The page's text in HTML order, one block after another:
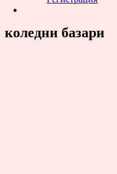
коледни базари